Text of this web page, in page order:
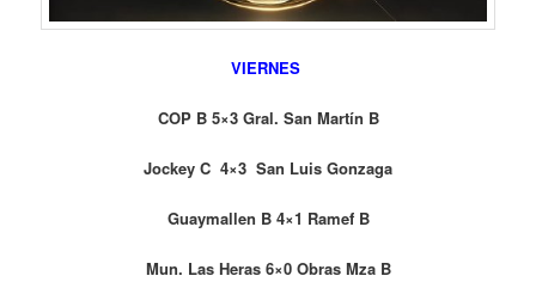
VIERNES
COP B 5×3 Gral. San Martín B
Jockey C 4×3 San Luis Gonzaga
Guaymallen B 4×1 Ramef B
Mun. Las Heras 6×0 Obras Mza B